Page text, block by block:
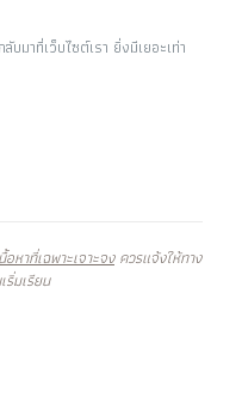
มาที่เว็บไซต์เรา ยิ่งมีเยอะเท่า
อหาที่เฉพาะเจาะจงควรแจ้งให้ทาง
ริ่มเรียน